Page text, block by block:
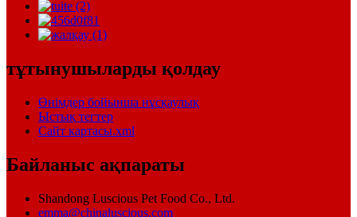
тұтынушыларды қолдау
Өнімдер бойынша нұсқаулық
Ыстық тегтер
Сайт картасы.xml
Байланыс ақпараты
Shandong Luscious Pet Food Co., Ltd.
emma@chinaluscious.com